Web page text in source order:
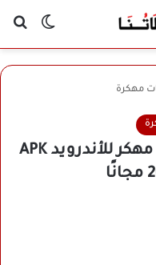
الوضع
مهكرة
تنزيل برنامج Chat GPT Pro مهكر للأندرويد APK